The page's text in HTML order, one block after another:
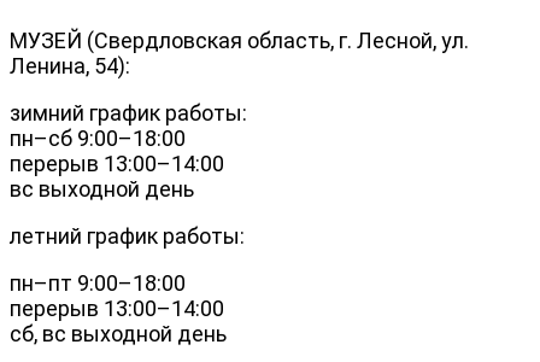
МУЗЕЙ (Свердловская область, г. Лесной, ул.
Ленина, 54):
зимний график работы:
пн–сб 9:00–18:00
перерыв 13:00–14:00
вс выходной день
летний график работы:
пн–пт 9:00–18:00
перерыв 13:00–14:00
сб, вс выходной день